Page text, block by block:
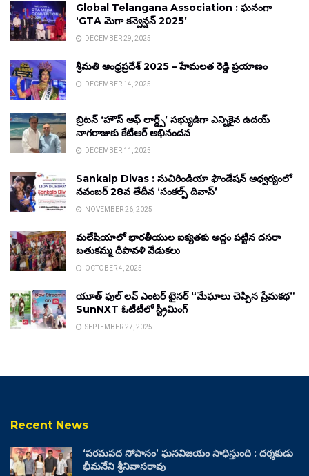
Global Telangana Association : ఘనంగా
‘GTA మెగా కన్వెన్షన్ 2025’
DECEMBER 29, 2025
శ్రీమతి ఆంధ్రప్రదేశ్ 2025 – హేమలత రెడ్డి ప్రయాణం
DECEMBER 14, 2025
బ్రిటన్ ‘హౌస్ ఆఫ్ లార్డ్స్’ సభ్యుడిగా ఎన్నికైన ఉదయ్
నాగరాజుకు కేటీఆర్ అభినందన
DECEMBER 11, 2025
Sankalp Divas : సుచిరిండియా ఫౌండేషన్ ఆధ్వర్యంలో
నవంబర్ 28వ తేదీన ‘సంకల్ప్ దివాస్’
NOVEMBER 26, 2025
మలేషియాలో భారతీయుల ఐక్యతకు అద్దం పట్టిన దసరా
బతుకమ్మ దీపావళి వేడుకలు
OCTOBER 4, 2025
యూత్ ఫుల్ లవ్ ఎంటర్ టైనర్ “మేఘాలు చెప్పిన ప్రేమకథ”
SunNXT ఓటీటీలో స్ట్రీమింగ్
SEPTEMBER 27, 2025
Recent News
‘పరమపద సోపానం’ ఘనవిజయం సాధిస్తుంది : దర్శకుడు
భీమనేని శ్రీనివాసరావు